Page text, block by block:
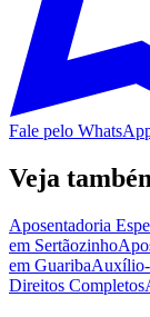
Fale pelo
Veja
Aposentadoria
em Sertãozinho
em GuaribaAuxílio-
Direitos Completos